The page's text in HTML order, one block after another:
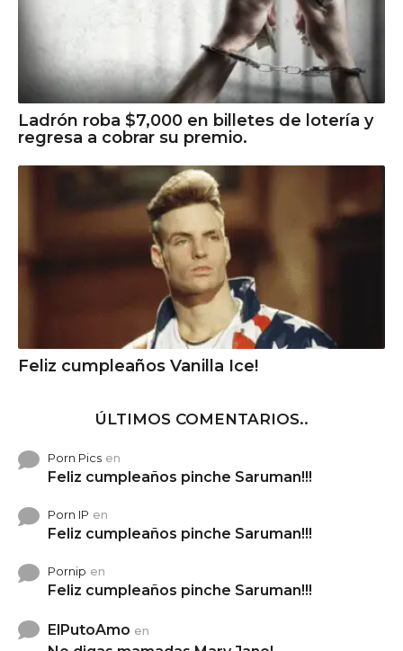
Ladrón roba $7,000 en billetes de lotería y
regresa a cobrar su premio.
Feliz cumpleaños Vanilla Ice!
ÚLTIMOS COMENTARIOS..
Porn Pics en
Feliz cumpleaños pinche Saruman!!!
Porn IP en
Feliz cumpleaños pinche Saruman!!!
Pornip en
Feliz cumpleaños pinche Saruman!!!
ElPutoAmo en